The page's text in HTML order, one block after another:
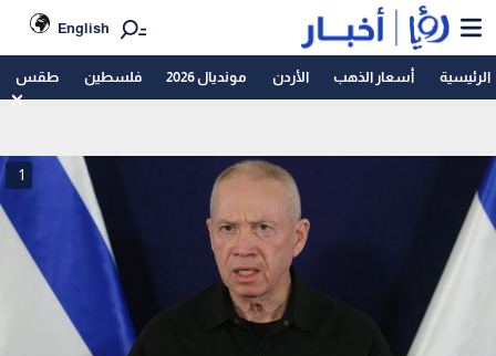
English
الرئيسية أسعار الذهب الأردن مونديال 2026 فلسطين طقس
1